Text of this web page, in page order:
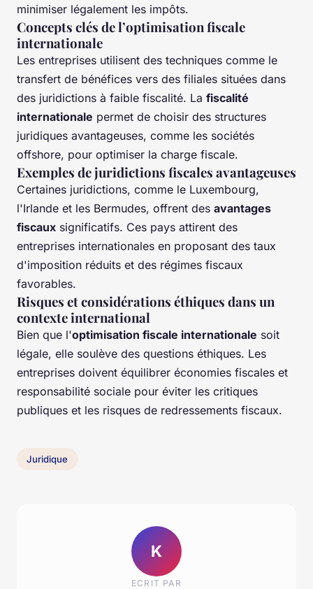
minimiser légalement les impôts.
Concepts clés de l’optimisation fiscale
internationale
Les entreprises utilisent des techniques comme le
transfert de bénéfices vers des filiales situées dans
des juridictions à faible fiscalité. La fiscalité
internationale permet de choisir des structures
juridiques avantageuses, comme les sociétés
offshore, pour optimiser la charge fiscale.
Exemples de juridictions fiscales avantageuses
Certaines juridictions, comme le Luxembourg,
l'Irlande et les Bermudes, offrent des avantages
fiscaux significatifs. Ces pays attirent des
entreprises internationales en proposant des taux
d'imposition réduits et des régimes fiscaux
favorables.
Risques et considérations éthiques dans un
contexte international
Bien que l'optimisation fiscale internationale soit
légale, elle soulève des questions éthiques. Les
entreprises doivent équilibrer économies fiscales et
responsabilité sociale pour éviter les critiques
publiques et les risques de redressements fiscaux.
Juridique
K
ECRIT PAR